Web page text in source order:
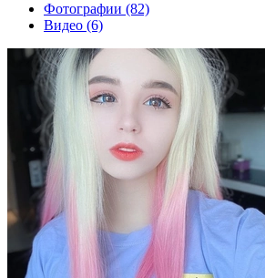
Фотографии (82)
Видео (6)